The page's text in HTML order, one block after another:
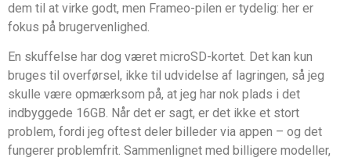
dem til at virke godt, men Frameo-pilen er tydelig: her er
fokus på brugervenlighed.
En skuffelse har dog været microSD-kortet. Det kan kun
bruges til overførsel, ikke til udvidelse af lagringen, så jeg
skulle være opmærksom på, at jeg har nok plads i det
indbyggede 16GB. Når det er sagt, er det ikke et stort
problem, fordi jeg oftest deler billeder via appen – og det
fungerer problemfrit. Sammenlignet med billigere modeller,